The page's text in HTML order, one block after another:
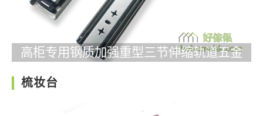
高柜专用钢质加强重型三节伸缩轨道五金
梳妆台